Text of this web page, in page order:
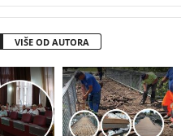
VIŠE OD AUTORA